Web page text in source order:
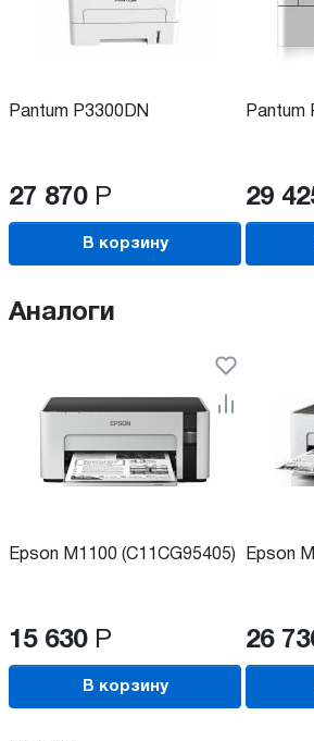
Pantum P3300DN
27 870 Р
В корзину
Pantum
29
Аналоги
Epson M1100 (C11CG95405)
15 630 Р
В корзину
Epson
26